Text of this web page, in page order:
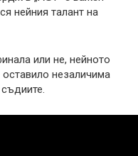
нейния талант на
или не, нейното
незаличима